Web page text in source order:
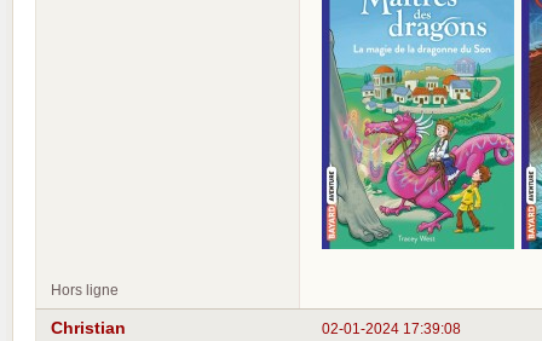
Hors ligne
02-01-2024 17:39:08
Christian